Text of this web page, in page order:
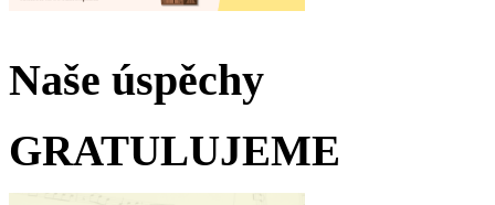
Naše úspěchy
GRATULUJEME